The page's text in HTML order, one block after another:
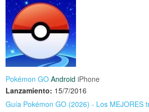
Pokémon GO Android iPhone
Lanzamiento: 15/7/2016
Guía Pokémon GO (2026) - Los MEJORES